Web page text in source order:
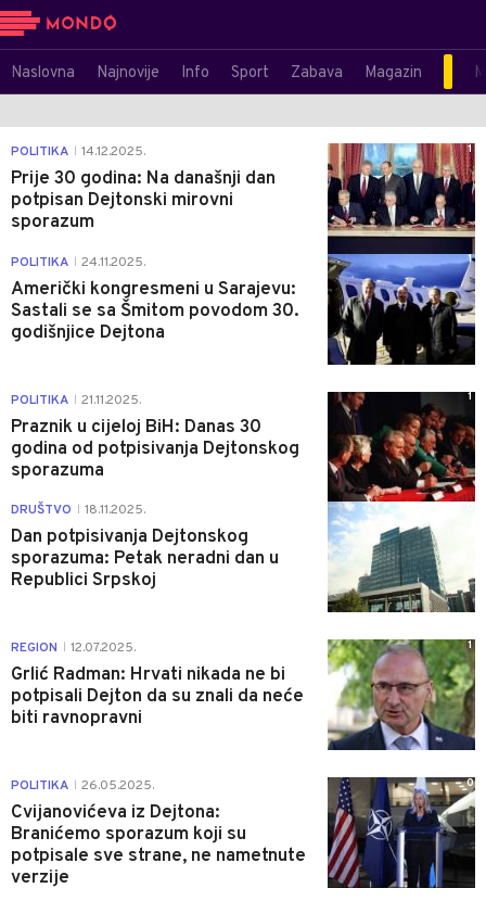
Naslovna Najnovije Info Sport Zabava Magazin
POLITIKA 14.12.2025.
Prije 30 godina: Na današnji dan
potpisan Dejtonski mirovni
sporazum
1
POLITIKA 24.11.2025.
Američki kongresmeni u Sarajevu:
Sastali se sa Šmitom povodom 30.
godišnjice Dejtona
1
POLITIKA 21.11.2025.
Praznik u cijeloj BiH: Danas 30
godina od potpisivanja Dejtonskog
sporazuma
1
DRUŠTVO 18.11.2025.
Dan potpisivanja Dejtonskog
sporazuma: Petak neradni dan u
Republici Srpskoj
REGION 12.07.2025.
Grlić Radman: Hrvati nikada ne bi
potpisali Dejton da su znali da neće
biti ravnopravni
1
POLITIKA 26.05.2025.
Cvijanovićeva iz Dejtona:
Branićemo sporazum koji su
potpisale sve strane, ne nametnute
verzije
0